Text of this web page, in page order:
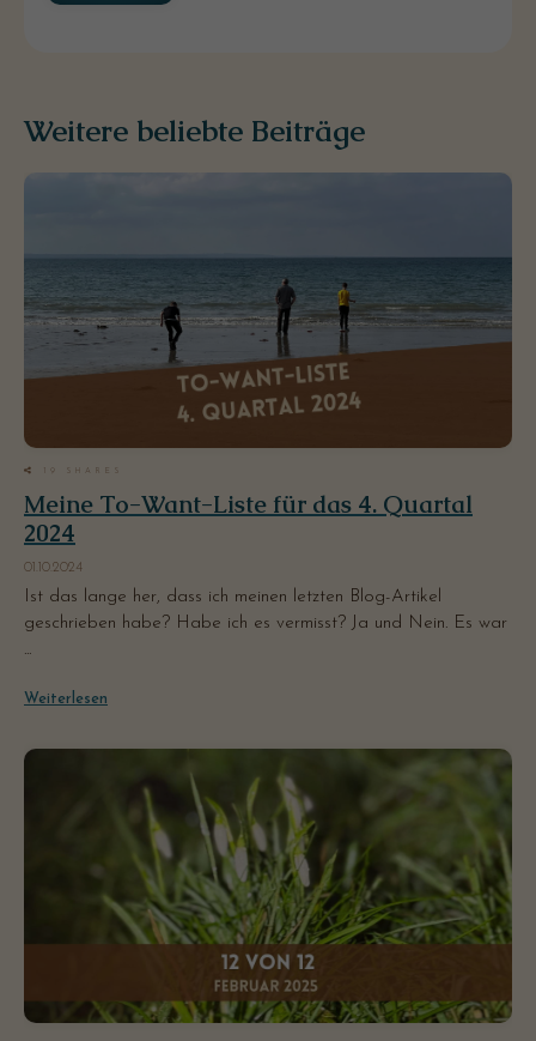
Weitere beliebte Beiträge
19 SHARES
Meine To-Want-Liste für das 4. Quartal
2024
01.10.2024
Ist das lange her, dass ich meinen letzten Blog-Artikel
geschrieben habe? Habe ich es vermisst? Ja und Nein. Es war
...
Weiterlesen